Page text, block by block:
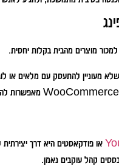
מוצרים מהבית בקלות יחסית.
מעוניין להתעסק עם מלאים או
או פודקאסטים היא דרך
קהל עוקבים נאמן.